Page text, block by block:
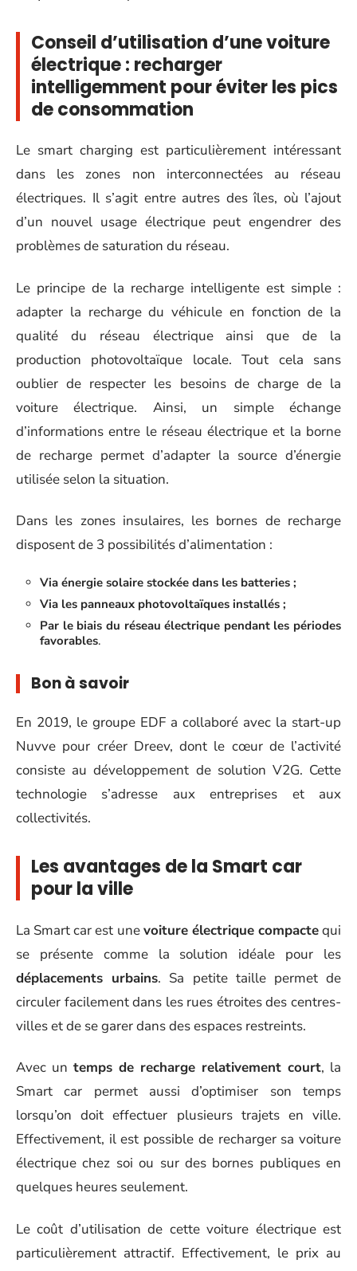
Conseil d’utilisation d’une voiture
électrique : recharger
intelligemment pour éviter les pics
de consommation
Le smart charging est particulièrement intéressant
dans les zones non interconnectées au réseau
électriques. Il s’agit entre autres des îles, où l’ajout
d’un nouvel usage électrique peut engendrer des
problèmes de saturation du réseau.
Le principe de la recharge intelligente est simple :
adapter la recharge du véhicule en fonction de la
qualité du réseau électrique ainsi que de la
production photovoltaïque locale. Tout cela sans
oublier de respecter les besoins de charge de la
voiture électrique. Ainsi, un simple échange
d’informations entre le réseau électrique et la borne
de recharge permet d’adapter la source d’énergie
utilisée selon la situation.
Dans les zones insulaires, les bornes de recharge
disposent de 3 possibilités d’alimentation :
Via énergie solaire stockée dans les batteries ;
Via les panneaux photovoltaïques installés ;
Par le biais du réseau électrique pendant les périodes
favorables.
Bon à savoir
En 2019, le groupe EDF a collaboré avec la start-up
Nuvve pour créer Dreev, dont le cœur de l’activité
consiste au développement de solution V2G. Cette
technologie s’adresse aux entreprises et aux
collectivités.
Les avantages de la Smart car
pour la ville
La Smart car est unevoiture électrique compactequi
se présente comme la solution idéale pour les
déplacements urbains. Sa petite taille permet de
circuler facilement dans les rues étroites des centres-
villes et de se garer dans des espaces restreints.
Avec un temps de recharge relativement court, la
Smart car permet aussi d’optimiser son temps
lorsqu’on doit effectuer plusieurs trajets en ville.
Effectivement, il est possible de recharger sa voiture
électrique chez soi ou sur des bornes publiques en
quelques heures seulement.
Le coût d’utilisation de cette voiture électrique est
particulièrement attractif. Effectivement, le prix au